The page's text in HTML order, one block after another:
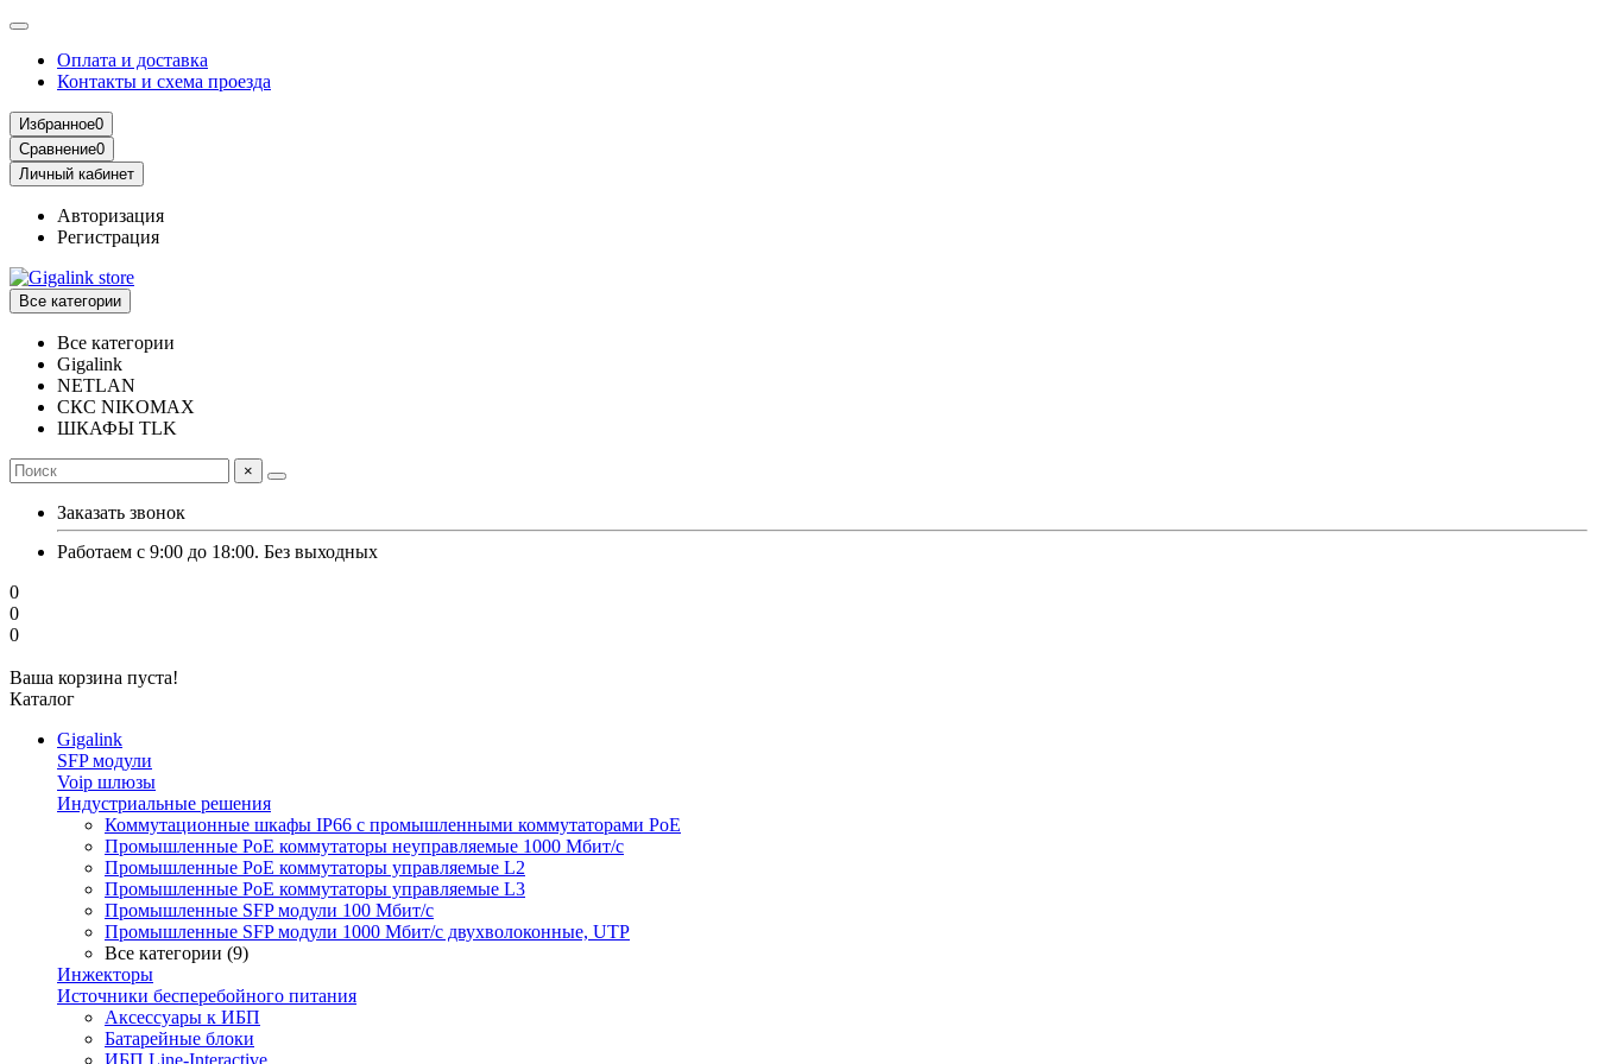
Оплата и доставка
Контакты и схема проезда
Избранное0
Сравнение0
Личный кабинет
Авторизация
Регистрация
Все категории
Все категории
Gigalink
NETLAN
СКС NIKOMAX
ШКАФЫ TLK
×
Заказать звонок
Работаем с 9:00 до 18:00. Без выходных
0
0
0
Ваша корзина пуста!
Каталог
Gigalink
SFP модули
Voip шлюзы
Индустриальные решения
Коммутационные шкафы IP66 c промышленными коммутаторами PoE
Промышленные PoE коммутаторы неуправляемые 1000 Мбит/с
Промышленные PoE коммутаторы управляемые L2
Промышленные PoE коммутаторы управляемые L3
Промышленные SFP модули 100 Мбит/c
Промышленные SFP модули 1000 Мбит/c двухволоконные, UTP
Все категории (9)
Инжекторы
Источники бесперебойного питания
Аксессуары к ИБП
Батарейные блоки
ИБП Line-Interactive